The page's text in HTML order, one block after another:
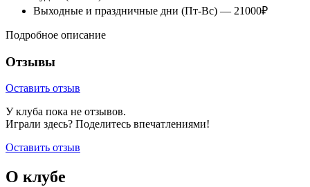
Выходные и праздничные дни (Пт-Вс) — 21000₽
Подробное описание
Отзывы
Оставить отзыв
У клуба пока не отзывов.
Играли здесь? Поделитесь впечатлениями!
Оставить отзыв
О клубе